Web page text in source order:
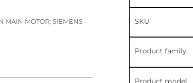
MAIN MOTOR; SIEMENS
SKU
Product family
Product model